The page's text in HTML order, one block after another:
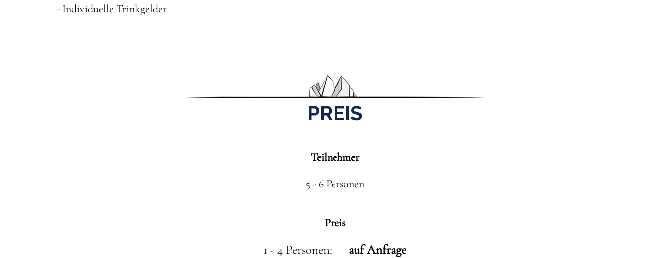
- Individuelle Trinkgelder
PREIS
Teilnehmer
5 - 6 Personen
Preis
1 - 4 Personen:
auf Anfrage